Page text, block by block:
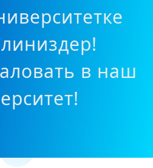
в наш